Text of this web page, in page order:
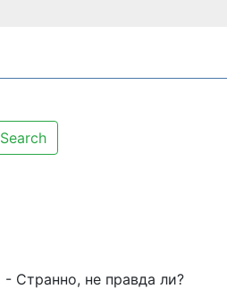
Search
- Странно, не правда ли?